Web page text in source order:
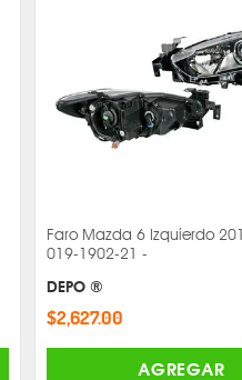
Faro Mazda 6 Izquierdo
019-1902-21 -
DEPO ®
$2,627.00
AGREGAR